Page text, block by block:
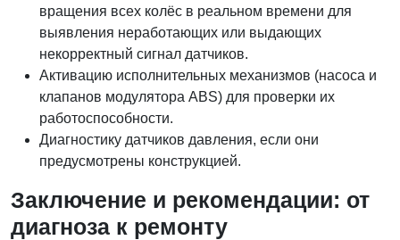
вращения всех колёс в реальном времени для
выявления неработающих или выдающих
некорректный сигнал датчиков.
Активацию исполнительных механизмов (насоса и
клапанов модулятора ABS) для проверки их
работоспособности.
Диагностику датчиков давления, если они
предусмотрены конструкцией.
Заключение и рекомендации: от
диагноза к ремонту